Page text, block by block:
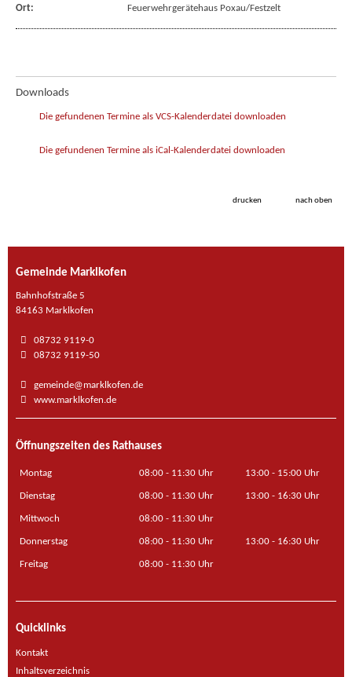
Ort:
Feuerwehrgerätehaus Poxau/Festzelt
Downloads
Die gefundenen Termine als VCS-Kalenderdatei downloaden
Die gefundenen Termine als iCal-Kalenderdatei downloaden
drucken nach oben
Gemeinde Marklkofen
Bahnhofstraße 5
84163 Marklkofen
08732 9119-0
08732 9119-50
gemeinde@marklkofen.de
www.marklkofen.de
Öffnungszeiten des Rathauses
Montag 08:00 - 11:30 Uhr 13:00 - 15:00 Uhr
Dienstag 08:00 - 11:30 Uhr 13:00 - 16:30 Uhr
Mittwoch 08:00 - 11:30 Uhr
Donnerstag 08:00 - 11:30 Uhr 13:00 - 16:30 Uhr
Freitag 08:00 - 11:30 Uhr
Quicklinks
Kontakt
Inhaltsverzeichnis